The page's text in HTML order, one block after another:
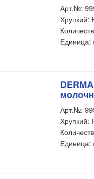
Арт.№:
Хрупкий:
Единица:
Арт.№:
Хрупкий:
Единица: